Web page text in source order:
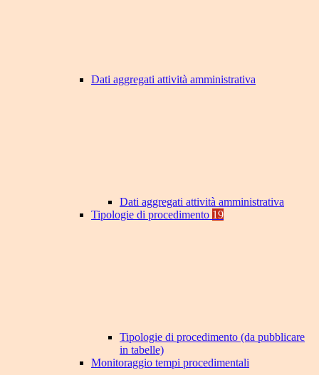
Dati aggregati attività amministrativa
Dati aggregati attività amministrativa
Tipologie di procedimento 19
Tipologie di procedimento (da pubblicare
in tabelle)
Monitoraggio tempi procedimentali